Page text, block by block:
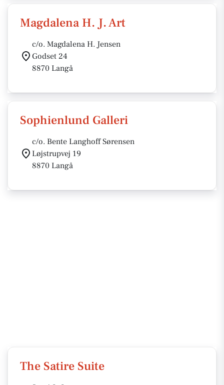
Magdalena H. J. Art
c/o. Magdalena H. Jensen
Godset 24
8870 Langå
Sophienlund Galleri
c/o. Bente Langhoff Sørensen
Løjstrupvej 19
8870 Langå
The Satire Suite